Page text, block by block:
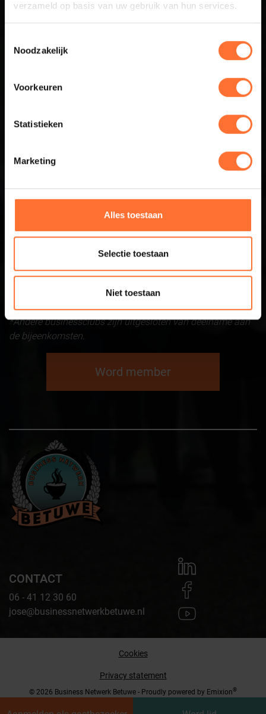
verzameld op basis van uw gebruik van hun services.
Noodzakelijk
Voorkeuren
Statistieken
Marketing
Alles toestaan
Selectie toestaan
Niet toestaan
Sluit aan bij
Business Netwerk
Betuwe
Business Netwerk Betuwe is hét business netwerk voor de
regio Arnhem-Nijmegen waar succesvolle ondernemers
3e donderdag van de maand
van 09:00 en 11:00 uur is er
inspirerende en interessante gastpresentatie. Voor
ondernemers uit de regio Arnhem-Nijmegen en vér
daarbuiten, is er volop gelegenheid om inspiratie op te doen
en bij te praten over alles wat je als ondernemer of
Wil je meer weten over de mogelijkheden wat het netwerk
memberships.
*Andere businessclubs zijn uitgesloten van deelname aan
de bijeenkomsten.
Word member
CONTACT
06 - 41 12 30 60
jose@businessnetwerkbetuwe.nl
© 2026 Business Netwerk Betuwe - Proudly powered by Emixion®
Cookies
Privacy statement